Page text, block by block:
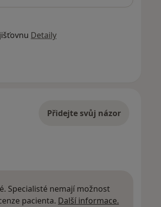
Detaily
Přidejte svůj názor
Specialisté nemají možnost
pacienta. Další informace.